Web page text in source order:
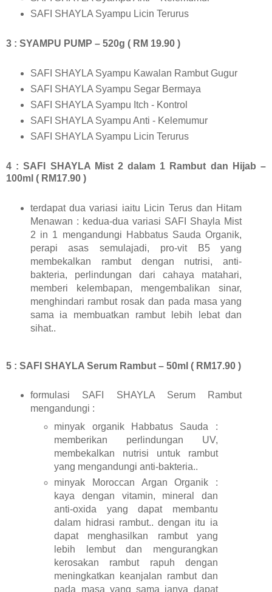
SAFI SHAYLA Syampu Licin Terurus
3 : SYAMPU PUMP – 520g ( RM 19.90 )
SAFI SHAYLA Syampu Kawalan Rambut Gugur
SAFI SHAYLA Syampu Segar Bermaya
SAFI SHAYLA Syampu Itch - Kontrol
SAFI SHAYLA Syampu Anti - Kelemumur
SAFI SHAYLA Syampu Licin Terurus
4 : SAFI SHAYLA Mist 2 dalam 1 Rambut dan Hijab –
100ml ( RM17.90 )
terdapat dua variasi iaitu Licin Terus dan Hitam
Menawan : kedua-dua variasi SAFI Shayla Mist
2 in 1 mengandungi Habbatus Sauda Organik,
perapi asas semulajadi, pro-vit B5 yang
membekalkan rambut dengan nutrisi, anti-
bakteria, perlindungan dari cahaya matahari,
memberi kelembapan, mengembalikan sinar,
menghindari rambut rosak dan pada masa yang
sama ia membuatkan rambut lebih lebat dan
sihat..
5 : SAFI SHAYLA Serum Rambut – 50ml ( RM17.90 )
formulasi SAFI SHAYLA Serum Rambut
mengandungi :
minyak organik Habbatus Sauda :
memberikan perlindungan UV,
membekalkan nutrisi untuk rambut
yang mengandungi anti-bakteria..
minyak Moroccan Argan Organik :
kaya dengan vitamin, mineral dan
anti-oxida yang dapat membantu
dalam hidrasi rambut.. dengan itu ia
dapat menghasilkan rambut yang
lebih lembut dan mengurangkan
kerosakan rambut rapuh dengan
meningkatkan keanjalan rambut dan
pada masa yang sama ianya dapat